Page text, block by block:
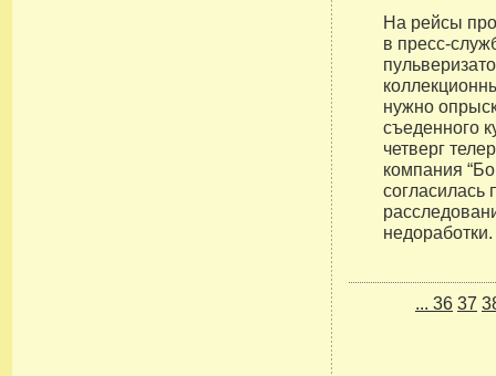
На рейсы
в пресс-
нужно
съеденного
четверг
компания
согласилась
недоработки.
... 36 37